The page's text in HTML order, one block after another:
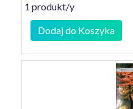
1 produkt/y
Dodaj do Koszyka